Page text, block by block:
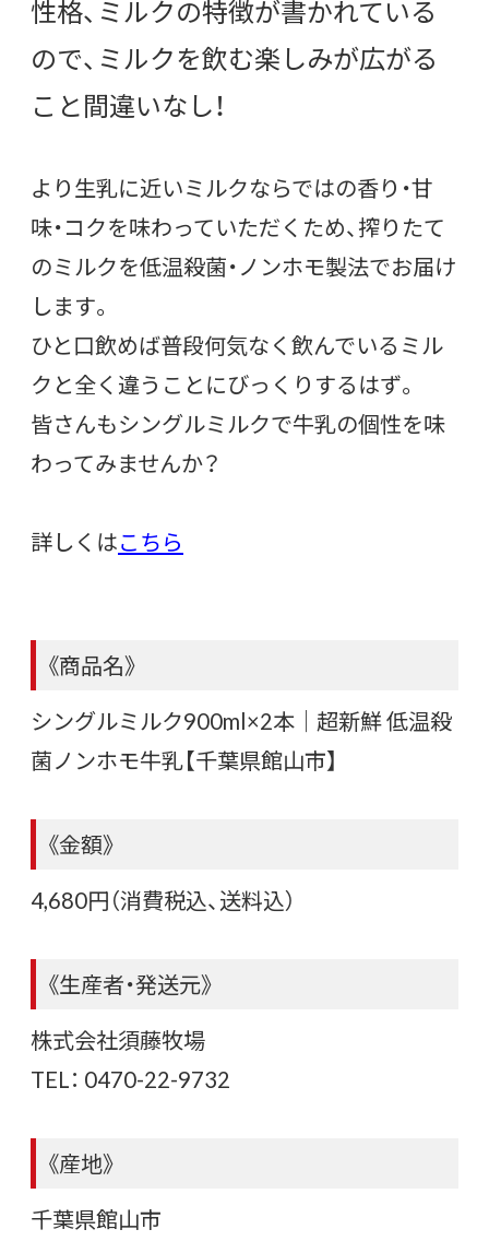
性格、ミルクの特徴が書かれている
ので、ミルクを飲む楽しみが広がる
こと間違いなし！
より生乳に近いミルクならではの香り・甘
味・コクを味わっていただくため、搾りたて
のミルクを低温殺菌・ノンホモ製法でお届け
します。
ひと口飲めば普段何気なく飲んでいるミル
クと全く違うことにびっくりするはず。
皆さんもシングルミルクで牛乳の個性を味
わってみませんか？
詳しくはこちら
《商品名》
シングルミルク900ml×2本｜超新鮮 低温殺
菌ノンホモ牛乳【千葉県館山市】
《金額》
4,680円（消費税込、送料込）
《生産者・発送元》
株式会社須藤牧場
TEL： 0470-22-9732
《産地》
千葉県館山市